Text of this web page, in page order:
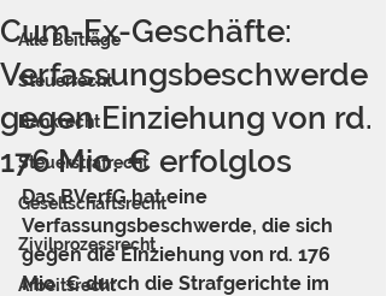
Alle Beiträge
Steuerrecht
Bankrecht
Steuerstrafrecht
Gesellschaftsrecht
Zivilprozessrecht
Arbeitsrecht
Cum-Ex-Geschäfte:
Verfassungsbeschwerde
gegen Einziehung von rd.
176 Mio. € erfolglos
Das BVerfG hat eine
Verfassungsbeschwerde, die sich
gegen die Einziehung von rd. 176
Mio. € durch die Strafgerichte im